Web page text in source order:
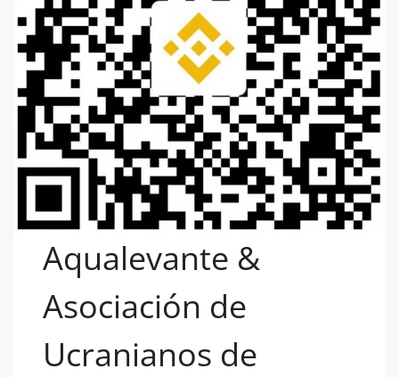
Aqualevante &
Asociación de
Ucranianos de